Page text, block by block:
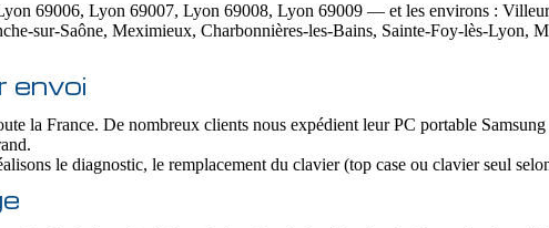
69006, Lyon 69007, Lyon 69008, Lyon 69009 — et les environs :
sur-Saône, Meximieux, Charbonnières-les-Bains, Sainte-Foy-lès-Lyon,
envoi
la France. De nombreux clients nous expédient leur PC portable
le diagnostic, le remplacement du clavier (top case ou clavier seul